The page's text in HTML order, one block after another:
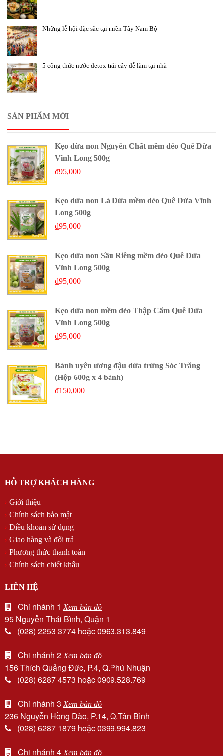
Những lễ hội đặc sắc tại miền Tây Nam Bộ
5 công thức nước detox trái cây dễ làm tại nhà
SẢN PHẨM MỚI
Kẹo dừa non Nguyên Chất mềm dẻo Quê Dừa
Vĩnh Long 500g
₫95,000
Kẹo dừa non Lá Dứa mềm dẻo Quê Dừa Vĩnh
Long 500g
₫95,000
Kẹo dừa non Sầu Riêng mềm dẻo Quê Dừa
Vĩnh Long 500g
₫95,000
Kẹo dừa non mềm dẻo Thập Cẩm Quê Dừa
Vĩnh Long 500g
₫95,000
Bánh uyên ương đậu dứa trứng Sóc Trăng
(Hộp 600g x 4 bánh)
₫150,000
HỖ TRỢ KHÁCH HÀNG
Giới thiệu
Chính sách bảo mật
Điều khoản sử dụng
Giao hàng và đổi trả
Phương thức thanh toán
Chính sách chiết khấu
LIÊN HỆ
Chi nhánh 1 Xem bản đồ
95 Nguyễn Thái Bình, Quận 1
(028) 2253 3774 hoặc 0963.313.849
Chi nhánh 2 Xem bản đồ
156 Thích Quảng Đức, P.4, Q.Phú Nhuận
(028) 6287 4573 hoặc 0909.528.769
Chi nhánh 3 Xem bản đồ
236 Nguyễn Hồng Đào, P.14, Q.Tân Bình
(028) 6287 1879 hoặc 0399.994.823
Chi nhánh 4 Xem bản đồ